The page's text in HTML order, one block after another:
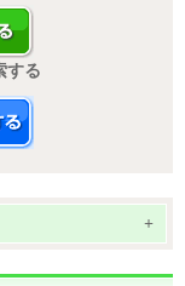
する
+